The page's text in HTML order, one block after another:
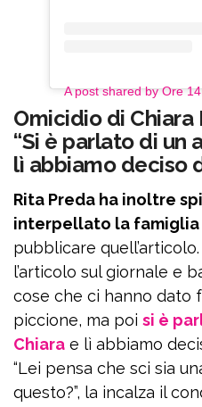
A post shared by Ore
Omicidio di Chiara
“Si è parlato di un
lì abbiamo deciso
Rita Preda ha inoltre
interpellato la famiglia
pubblicare
l’articolo sul giornale e
cose che ci hanno dato
piccione, ma poi si è
Chiara e lì abbiamo
“Lei pensa che sci sia
questo?”, la incalza il